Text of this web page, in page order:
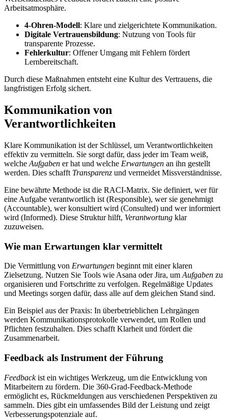
Arbeitsatmosphäre.
4-Ohren-Modell: Klare und zielgerichtete Kommunikation.
Digitale Vertrauensbildung: Nutzung von Tools für
transparente Prozesse.
Fehlerkultur: Offener Umgang mit Fehlern fördert
Lernbereitschaft.
Durch diese Maßnahmen entsteht eine Kultur des Vertrauens, die
langfristigen Erfolg sichert.
Kommunikation von
Verantwortlichkeiten
Klare Kommunikation ist der Schlüssel, um Verantwortlichkeiten
effektiv zu vermitteln. Sie sorgt dafür, dass jeder im Team weiß,
welche Aufgaben er hat und welche Erwartungen an ihn gestellt
werden. Dies schafft Transparenz und vermeidet Missverständnisse.
Eine bewährte Methode ist die RACI-Matrix. Sie definiert, wer für
eine Aufgabe verantwortlich ist (Responsible), wer sie genehmigt
(Accountable), wer konsultiert wird (Consulted) und wer informiert
wird (Informed). Diese Struktur hilft, Verantwortung klar
zuzuweisen.
Wie man Erwartungen klar vermittelt
Die Vermittlung von Erwartungen beginnt mit einer klaren
Zielsetzung. Nutzen Sie Tools wie Asana oder Jira, um Aufgaben zu
organisieren und Fortschritte zu verfolgen. Regelmäßige Updates
und Meetings sorgen dafür, dass alle auf dem gleichen Stand sind.
Ein Beispiel aus der Praxis: In überbetrieblichen Lehrgängen
werden Kommunikationsprotokolle verwendet, um Rollen und
Pflichten festzuhalten. Dies schafft Klarheit und fördert die
Zusammenarbeit.
Feedback als Instrument der Führung
Feedbackist ein wichtiges Werkzeug, um die Entwicklung von
Mitarbeitern zu fördern. Die 360-Grad-Feedback-Methode
ermöglicht es, Rückmeldungen aus verschiedenen Perspektiven zu
sammeln. Dies gibt ein umfassendes Bild der Leistung und zeigt
Verbesserungspotenziale auf.